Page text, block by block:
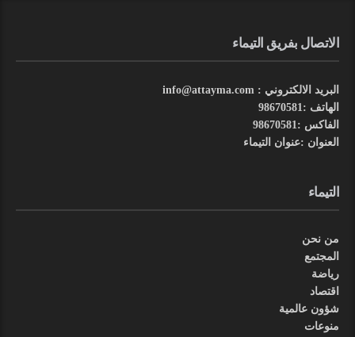
الاتصال بفريق التيماء
البريد الالكتروني : info@attayma.com
الهاتف :98670581
الفاكس :98670581
العنوان :عنوان التيماء
التيماء
من نحن
المجتمع
رياضة
اقتصاد
شؤون عالمية
منوعات